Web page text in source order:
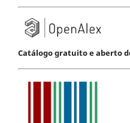
Catálogo gratuito e aberto